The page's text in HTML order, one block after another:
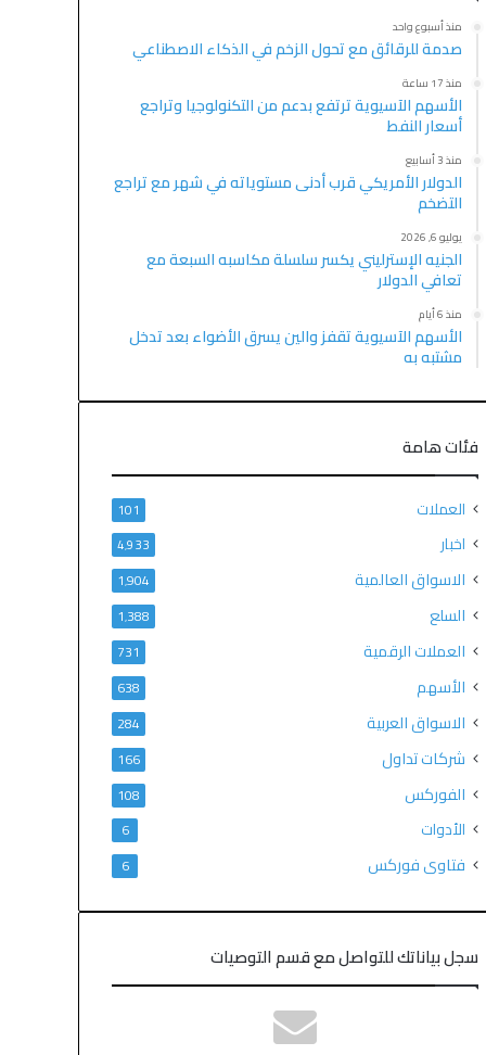
منذ أسبوع واحد
صدمة للرقائق مع تحول الزخم في الذكاء الاصطناعي
منذ 17 ساعة
الأسهم الآسيوية ترتفع بدعم من التكنولوجيا وتراجع
أسعار النفط
منذ 3 أسابيع
الدولار الأمريكي قرب أدنى مستوياته في شهر مع تراجع
التضخم
يوليو 6, 2026
الجنيه الإسترليني يكسر سلسلة مكاسبه السبعة مع
تعافي الدولار
منذ 6 أيام
الأسهم الآسيوية تقفز والين يسرق الأضواء بعد تدخل
مشتبه به
فئات هامة
العملات 101
اخبار 4٬933
الاسواق العالمية 1٬904
السلع 1٬388
العملات الرقمية 731
الأسهم 638
الاسواق العربية 284
شركات تداول 166
الفوركس 108
الأدوات 6
فتاوى فوركس 6
سجل بياناتك للتواصل مع قسم التوصيات